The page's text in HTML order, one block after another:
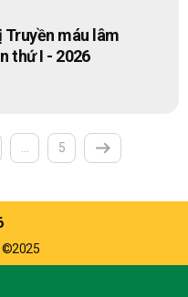
Truyền máu lâm
thứ I - 2026
5
Next
©2025